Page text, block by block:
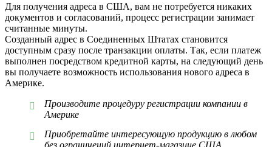
Для получения адреса в США, вам не потребуется никаких
документов и согласований, процесс регистрации занимает
считанные минуты.
Созданный адрес в Соединенных Штатах становится
доступным сразу после транзакции оплаты. Так, если платеж
выполнен посредством кредитной карты, на следующий день
вы получаете возможность использования нового адреса в
Америке.
Производите процедуру регистрации компании в
Америке
Приобретайте интересующую продукцию в любом
без ограничений интернет-магазине США